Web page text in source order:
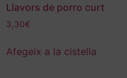
Llavors de porro curt
3,30€
Afegeix a la cistella